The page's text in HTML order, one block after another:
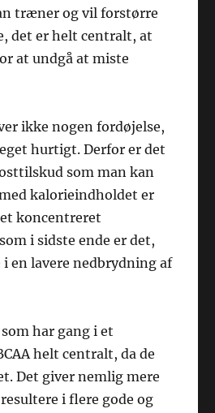
træner og vil forstørre
det er helt centralt, at
at undgå at miste
ikke nogen fordøjelse,
hurtigt. Derfor er det
som man kan
kalorieindholdet er
koncentreret
i sidste ende er det,
en lavere nedbrydning af
har gang i et
helt centralt, da de
Det giver nemlig mere
i flere gode og